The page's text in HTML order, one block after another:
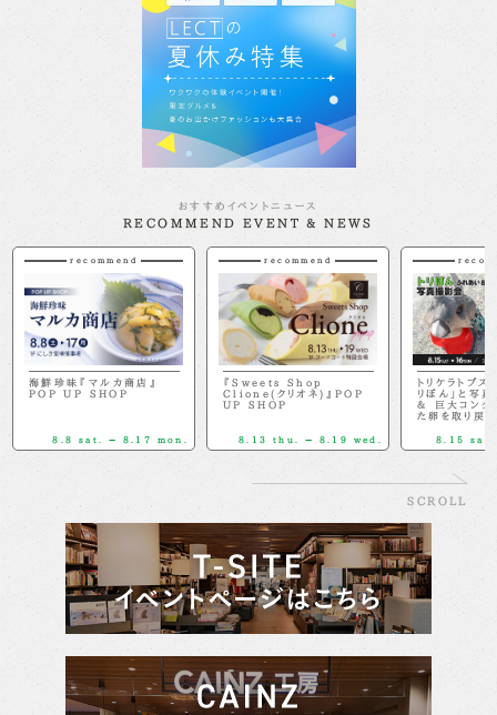
おすすめイベントニュース
RECOMMEND EVENT & NEWS
recommend
海鮮珍味『マルカ商店』
POP UP SHOP
8.8 sat. － 8.17 mon.
recommend
『Sweets Shop
Clione(クリオネ)』POP
UP SHOP
8.13 thu. － 8.19 wed.
トリケラトプス
リぼん」と写
＆ 巨大コング
た卵を取り戻せ
8.15 sat.
SCROLL